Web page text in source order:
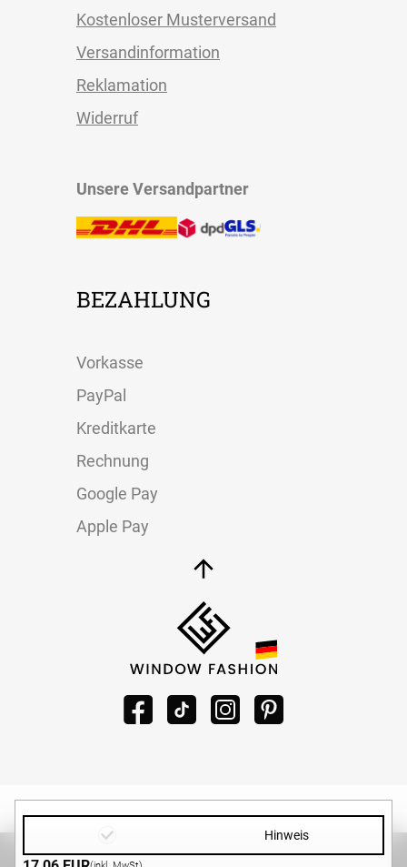
Hinweis
Kostenloser Musterversand
Versandinformation
Reklamation
Widerruf
Unsere Versandpartner
BEZAHLUNG
Vorkasse
PayPal
Kreditkarte
Rechnung
Google Pay
Apple Pay